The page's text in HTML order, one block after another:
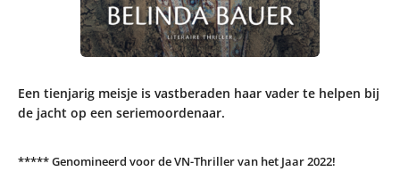
Een tienjarig meisje is vastberaden haar vader te helpen bij
de jacht op een seriemoordenaar.
***** Genomineerd voor de VN-Thriller van het Jaar 2022!